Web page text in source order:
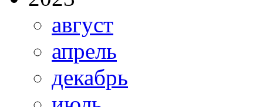
август
апрель
декабрь